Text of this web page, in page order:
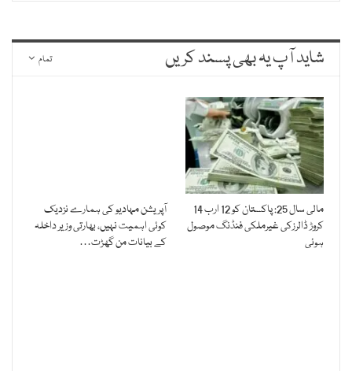
تمام شاید آپ یہ بھی پسند کریں
مالی سال 25: پاکستان کو 12 ارب 14
کروڑ ڈالرزکی غیرملکی فنڈنگ موصول
ہوئی
آپریشن مہادیو کی ہمارے نزدیک
کوئی اہمیت نہیں، بھارتی وزیر داخلہ
کے بیانات من گھڑت…